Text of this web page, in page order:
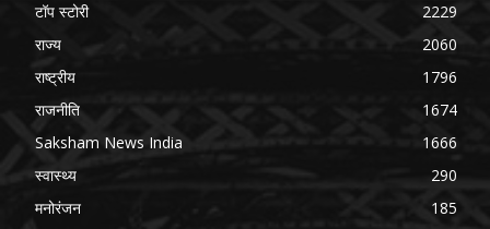
टॉप स्टोरी
2229
राज्य
2060
राष्ट्रीय
1796
राजनीति
1674
Saksham News India
1666
स्वास्थ्य
290
मनोरंजन
185